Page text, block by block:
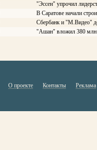
"Эссен" упрочил
В Саратове начали
Сбербанк и "М.Видео"
"Ашан" вложил 380 млн
О проекте Контакты Реклама